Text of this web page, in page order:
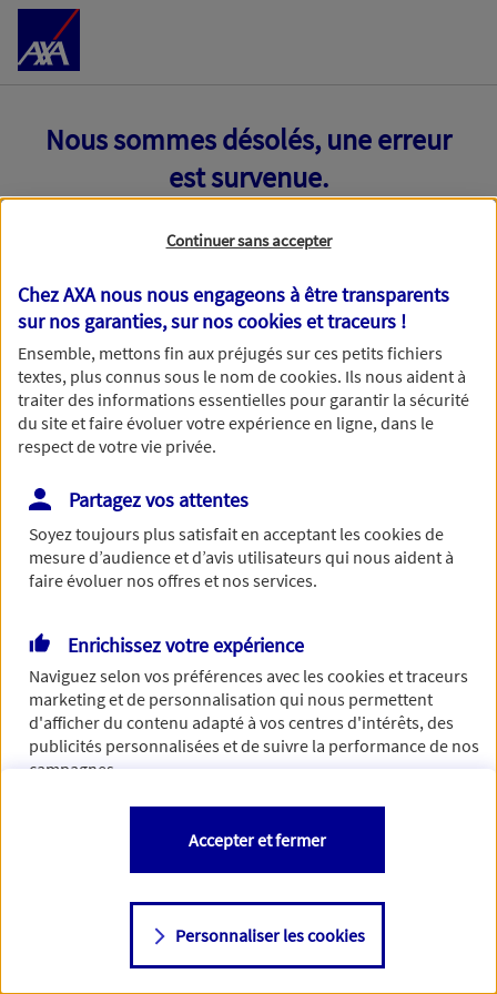
Accéder au Contenu
Nous sommes désolés, une erreur
est survenue.
Toutes nos excuses, une erreur technique nous empêche
de traiter votre demande. N'hésitez pas à rafraichir ce
formulaire dans quelques minutes.
Si besoin, vous pouvez nous joindre via notre page de
contact.
> Nous contacter
Continuer sans accepter
Chez AXA nous nous engageons à être transparents
sur nos garanties, sur noscookies et traceurs !
Ensemble, mettons fin aux préjugés sur ces petits fichiers
textes, plus connus sous le nom decookies. Ils nous aident à
traiter des informations essentielles pour garantir la sécurité
du site et faire évoluer votre expérience en ligne, dans le
respect de votre vie privée.
Partagez vos attentes
Soyez toujours plus satisfait en acceptant lescookiesde
mesure d’audience et d’avis utilisateurs qui nous aident à
faire évoluer nos offres et nos services.
Enrichissez votre expérience
Naviguez selon vos préférences avec lescookies et traceurs
marketing et de personnalisation qui nous permettent
d'afficher du contenu adapté à vos centres d'intérêts, des
publicités personnalisées et de suivre la performance de nos
campagnes.
Vous êtes libre de les accepter, de les refuser comme de
changer d'avis à tout moment en allant sur
Consulter notre politique decookies
Personnaliser les cookies
Accepter et fermer